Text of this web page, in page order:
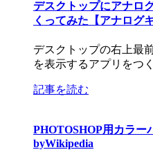
デスクトップにアナロ
くってみた【アナログ
デスクトップの右上最
を表示するアプリをつ
記事を読む
PHOTOSHOP用カラー
byWikipedia